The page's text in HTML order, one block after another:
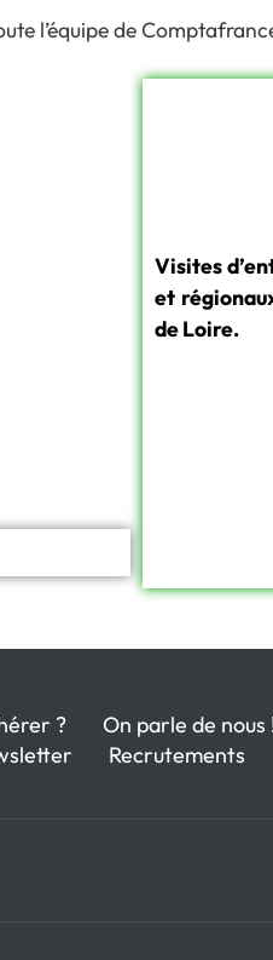
l’équipe de
Visites
et
de Loire.
? On parle de nous
Recrutements